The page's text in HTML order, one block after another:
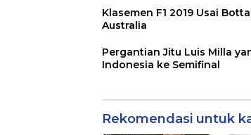
Klasemen F1 2019 Usai
Australia
Pergantian Jitu Luis Milla
Indonesia ke Semifinal
Rekomendasi untuk